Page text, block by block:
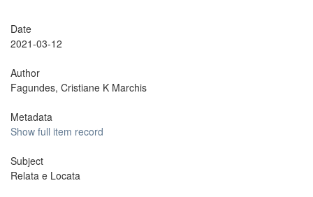
Date
2021-03-12
Author
Fagundes, Cristiane K Marchis
Metadata
Show full item record
Subject
Relata e Locata